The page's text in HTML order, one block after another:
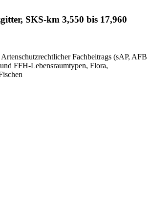
SKS-km 3,550 bis 17,960
Fachbeitrags (sAP, AFB
FFH-Lebensraumtypen, Flora,